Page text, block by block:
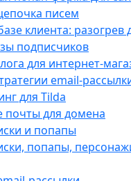
писем
клиента: разогрев
подписчиков
для интернет-
email-
для Tilda
почты для домена
и попапы
попапы,